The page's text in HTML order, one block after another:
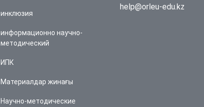
инклюзия
информационно научно-
методический
ИПК
Материалдар жинағы
Научно-методические
help@orleu-edu.kz